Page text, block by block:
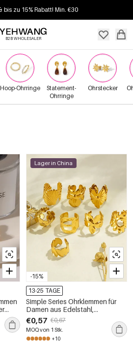
bis zu 15% Rabatt! Min. €30
B2B WHOLESALER
Hoop-Ohrringe
Statement-
Ohrringe
Ohrstecker
-15%
Lager in China
13-25 TAGE
Simple Series Ohrklemmen für
Damen aus Edelstahl,
wasserdicht, mit Blumenherz-
Muschelmuster und
goldfarbenem Hintergrund
€0,57 €0,67
MOQ von 1 Stk.
+10